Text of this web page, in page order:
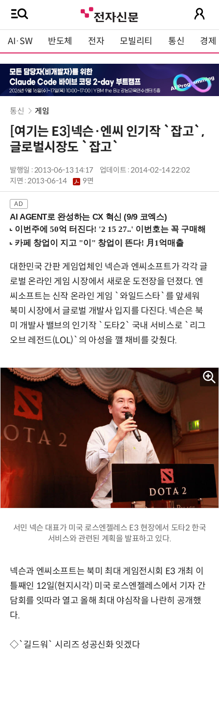
AI·SW 반도체 전자 모빌리티 통신 경제
통신 게임
[여기는 E3]넥슨·엔씨 인기작 `잡고`,
글로벌시장도 `잡고`
발행일 : 2013-06-13 14:17
업데이트 : 2014-02-14 22:02
지면 :2013-06-14 9면
AI AGENT로 완성하는 CX 혁신 (9/9 코엑스)
대한민국 간판 게임업체인 넥슨과 엔씨소프트가 각각 글
로벌 온라인 게임 시장에서 새로운 도전장을 던졌다. 엔
씨소프트는 신작 온라인 게임 `와일드스타`를 앞세워
북미 시장에서 글로벌 개발사 입지를 다진다. 넥슨은 북
미 개발사 밸브의 인기작 `도타2` 국내 서비스로 `리그
오브 레전드(LOL)`의 아성을 깰 채비를 갖췄다.
서민 넥슨 대표가 미국 로스엔젤레스 E3 현장에서 도타2 한국
서비스와 관련된 계획을 발표하고 있다.
넥슨과 엔씨소프트는 북미 최대 게임전시회 E3 개최 이
틀째인 12일(현지시각) 미국 로스엔젤레스에서 기자 간
담회를 잇따라 열고 올해 최대 야심작을 나란히 공개했
다.
◇`길드워` 시리즈 성공신화 잇겠다